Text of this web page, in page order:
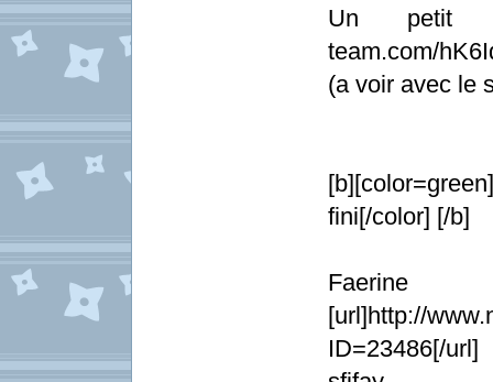
Un petit
team.com/
(a voir avec le
fini[/color] [/b]
[url]http://
ID=23486[/url]